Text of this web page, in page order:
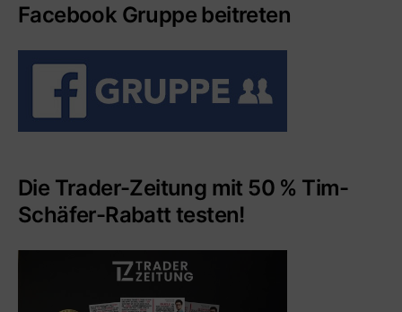
Facebook Gruppe beitreten
Die Trader-Zeitung mit 50 % Tim-
Schäfer-Rabatt testen!